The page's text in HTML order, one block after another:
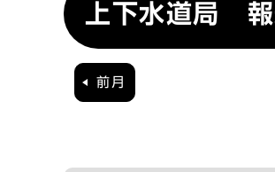
上下水道局
前月